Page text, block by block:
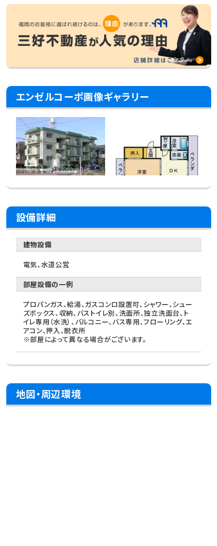
エンゼルコーポ画像ギャラリー
設備詳細
建物設備
電気、水道公営
部屋設備の一例
プロパンガス、給湯、ガスコンロ設置可、シャワー、シュー
ズボックス、収納、バストイレ別、洗面所、独立洗面台、ト
イレ専用（水洗）、バルコニー、バス専用、フローリング、エ
アコン、押入、脱衣所
※部屋によって異なる場合がございます。
地図・周辺環境